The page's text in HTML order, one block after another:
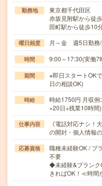
勤務地
東京都千代田区
赤坂見附駅から徒
田町駅から徒歩10
曜日頻度 月～金 週5日勤務
時間 9:00～17:30(実働7
期間
※即日スタートOK
日の相談OK)
時給
時給1750円 月収
×20日+残業10時間)
仕事内容
《電話対応ナシ！
の開封・個人情報
応募資格
職種未経験OK / ブ
不要
◆未経験&ブランク
きればOK！≪時間